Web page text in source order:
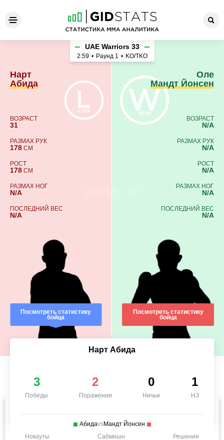
Нарт Абида - Оле Мандт
Нарт
Абида
ВОЗРАСТ
31
РАЗМАХ РУК
178 СМ
РОСТ
178 СМ
РАЗМАХ НОГ
N/A
ПОСЛЕДНИЙ ВЕС
N/A
Посмотреть статистику
бойца
UAE Warriors 33
2:59 • Раунд 1 • KO/TKO
Оле
Мандт Йонсен
ВОЗРАСТ
N/A
РАЗМАХ РУК
N/A
РОСТ
N/A
РАЗМАХ НОГ
N/A
ПОСЛЕДНИЙ ВЕС
N/A
Посмотреть статистику
бойца
Нарт Абида
3
Победы
2
Поражения
0
Ничьи
1
НЗ
АбидаvsМандт Йонсен
Нокауты
Сабмишн Решения